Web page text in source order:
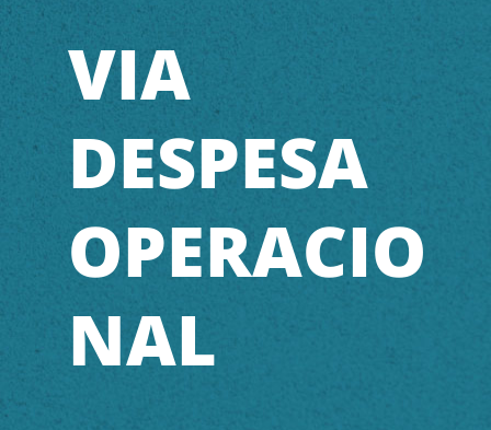
VIA
DESPESA
OPERACIO
NAL